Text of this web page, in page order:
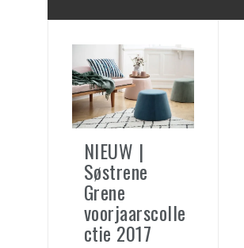
NIEUW |
Søstrene
Grene
voorjaarscolle
ctie 2017